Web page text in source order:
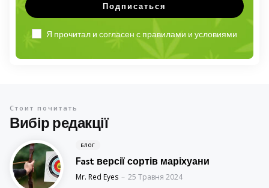
Я прочитал и согласен с правилами и условиями
Вибір редакції
Стоит почитать
БЛОГ
Fast версії сортів маріхуани
Posted
Mr. Red Eyes 25 Травня 2024